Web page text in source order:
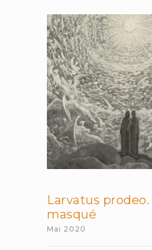
Larvatus prodeo.
masqué
Mai 2020